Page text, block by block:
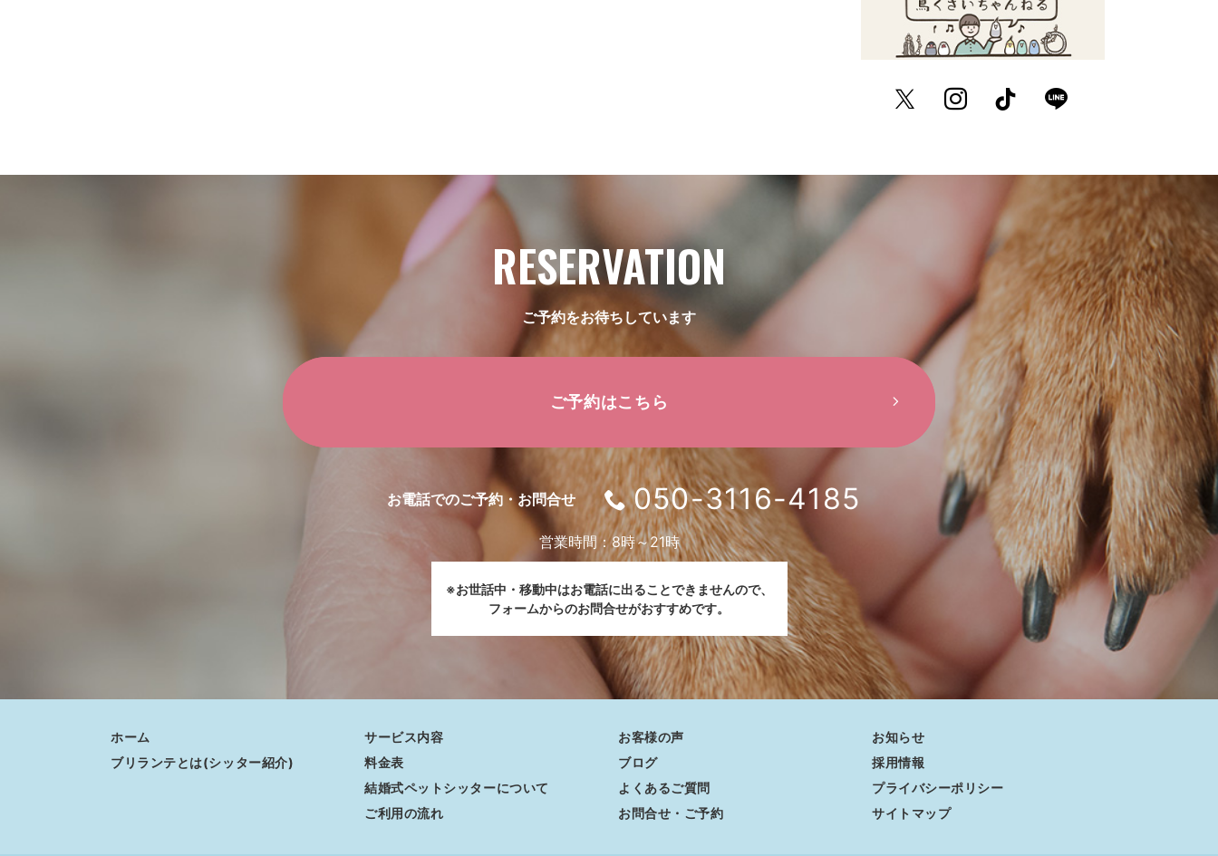
TwitterInstagramTikTok
RESERVATION
ご予約をお待ちしています
ご予約はこちら
お電話でのご予約・お問合せ 050-3116-4185
営業時間：8時～21時
※お世話中・移動中はお電話に出ることできませんので、
フォームからのお問合せがおすすめです。
ホーム
ブリランテとは(シッター紹介)
サービス内容
料金表
結婚式ペットシッターについて
ご利用の流れ
お客様の声
ブログ
よくあるご質問
お問合せ・ご予約
お知らせ
採用情報
プライバシーポリシー
サイトマップ